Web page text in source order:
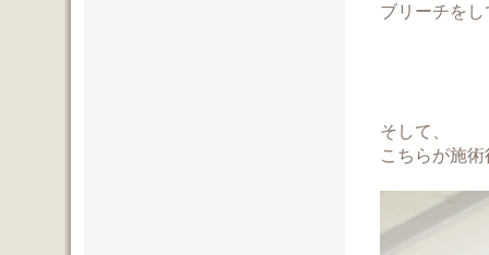
ブリーチを
そして、
こちらが施術